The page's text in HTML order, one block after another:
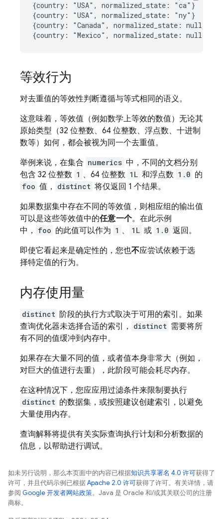
{country: "USA", normalized_state: "ca"}
{country: "USA", normalized_state: "ny"}
{country: "Canada", normalized_state: null}
等效行为
对去重值的等效性判断遵循与等式相同的语义。
这意味着，等效值（例如数学上等效的数值）无论其
原始类型（32 位整数、64 位整数、浮点数、十进制
数等）如何，都会被视为同一个去重值。
举例来说，在集合 numerics 中，不同的文档分别
包含 32 位整数 1 、64 位整数 1L 和浮点数 1.0 的
foo 值， distinct 将仅返回 1 个结果。
如果数据集中存在不同的等效值，则相应组的输出值
可以是这些等效值中的任意一个。在此示例
中，
foo 的此值可以作为 1 、 1L 或 1.0 返回。
即使它看起来是确定性的，您也不应尝试依赖于选
择特定值的行为。
内存使用量
distinct 阶段的执行方式取决于可用的索引。如果
查询优化器未选择合适的索引，
distinct 需要将所
有不同的值缓冲到内存中。
如果存在大量不同的值，或者值本身非常大（例如，
对巨大的值进行去重），此阶段可能会耗尽内存。
在这种情况下，您应应用过滤条件来限制要执行
distinct 的数据集，或按照建议创建索引，以避免
大量使用内存。
查询解释将提供有关实际查询执行计划和分析数据的
信息，以帮助进行调试。
如未另行说明，那么本页面中的内容已根据知识共享署名 4.0 许可获得了
许可，并且代码示例已根据Apache 2.0 许可获得了许可。有关详情，请
参阅 Google 开发者网站政策。Java 是 Oracle 和/或其关联公司的注册
商标。